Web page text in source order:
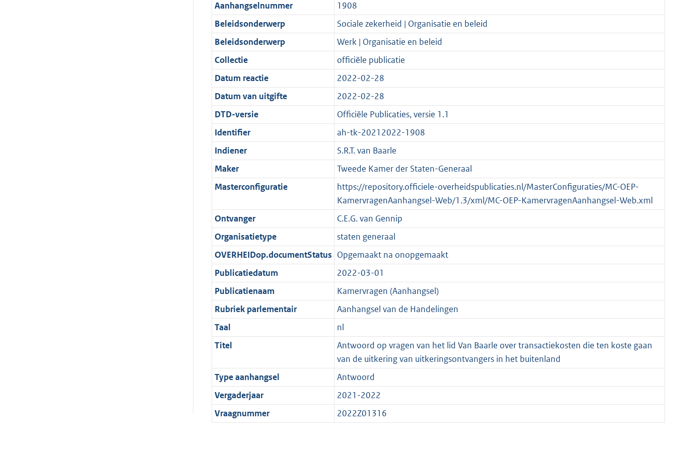
i
e
i
n
f
o
r
m
a
a
t
7
3
K
b
t
i
e
i
n
f
o
r
m
a
a
t
:
6
5
K
b
a
t
i
e
i
n
f
o
r
m
a
a
t
e
:
1
1
K
b
c
a
t
i
e
i
n
f
o
r
m
a
a
t
t
e
:
1
6
K
b
r
t
K
g
t
2
Aanhangselnummer
1908
Beleidsonderwerp
Sociale zekerheid | Organisatie en beleid
Beleidsonderwerp
Werk | Organisatie en beleid
Collectie
officiële publicatie
Datum reactie
2022-02-28
Datum van uitgifte
2022-02-28
DTD-versie
Officiële Publicaties, versie 1.1
Identifier
ah-tk-20212022-1908
Indiener
S.R.T. van Baarle
Maker
Tweede Kamer der Staten-Generaal
Masterconfiguratie
https://repository.officiele-overheidspublicaties.nl/MasterConfiguraties/MC-OEP-
KamervragenAanhangsel-Web/1.3/xml/MC-OEP-KamervragenAanhangsel-Web.xml
Ontvanger
C.E.G. van Gennip
Organisatietype
staten generaal
OVERHEIDop.documentStatus Opgemaakt na onopgemaakt
Publicatiedatum
2022-03-01
Publicatienaam
Kamervragen (Aanhangsel)
Rubriek parlementair
Aanhangsel van de Handelingen
Taal
nl
Titel
Antwoord op vragen van het lid Van Baarle over transactiekosten die ten koste gaan
van de uitkering van uitkeringsontvangers in het buitenland
Type aanhangsel
Antwoord
Vergaderjaar
2021-2022
Vraagnummer
2022Z01316